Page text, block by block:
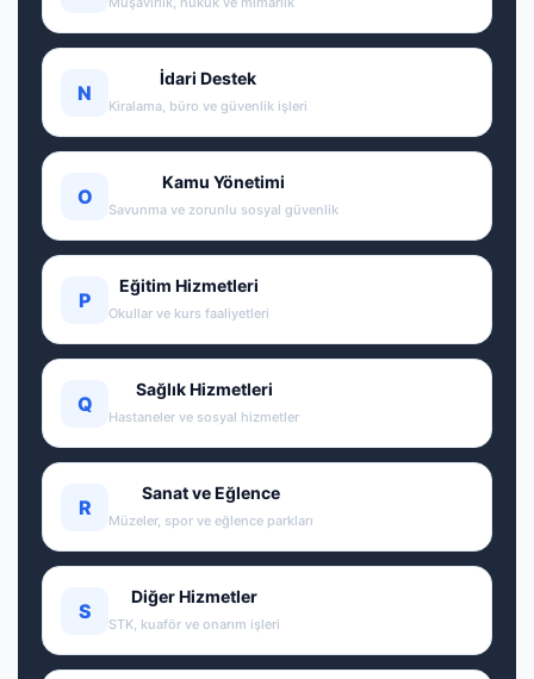
N
İdari Destek
Kiralama, büro ve güvenlik işleri
O
Kamu Yönetimi
Savunma ve zorunlu sosyal güvenlik
P
Eğitim Hizmetleri
Okullar ve kurs faaliyetleri
Q
Sağlık Hizmetleri
Hastaneler ve sosyal hizmetler
R
Sanat ve Eğlence
Müzeler, spor ve eğlence parkları
S
Diğer Hizmetler
STK, kuaför ve onarım işleri